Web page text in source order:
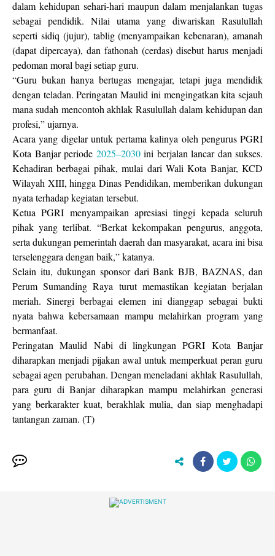
dalam kehidupan sehari-hari maupun dalam menjalankan tugas
sebagai pendidik. Nilai utama yang diwariskan Rasulullah
seperti sidiq (jujur), tablig (menyampaikan kebenaran), amanah
(dapat dipercaya), dan fathonah (cerdas) disebut harus menjadi
pedoman moral bagi setiap guru.
“Guru bukan hanya bertugas mengajar, tetapi juga mendidik
dengan teladan. Peringatan Maulid ini mengingatkan kita sejauh
mana sudah mencontoh akhlak Rasulullah dalam kehidupan dan
profesi,” ujarnya.
Acara yang digelar untuk pertama kalinya oleh pengurus PGRI
Kota Banjar periode 2025–2030ini berjalan lancar dan sukses.
Kehadiran berbagai pihak, mulai dari Wali Kota Banjar, KCD
Wilayah XIII, hingga Dinas Pendidikan, memberikan dukungan
nyata terhadap kegiatan tersebut.
Ketua PGRI menyampaikan apresiasi tinggi kepada seluruh
pihak yang terlibat. “Berkat kekompakan pengurus, anggota,
serta dukungan pemerintah daerah dan masyarakat, acara ini bisa
terselenggara dengan baik,” katanya.
Selain itu, dukungan sponsor dari Bank BJB, BAZNAS, dan
Perum Sumanding Raya turut memastikan kegiatan berjalan
meriah. Sinergi berbagai elemen ini dianggap sebagai bukti
nyata bahwa kebersamaan mampu melahirkan program yang
bermanfaat.
Peringatan Maulid Nabi di lingkungan PGRI Kota Banjar
diharapkan menjadi pijakan awal untuk memperkuat peran guru
sebagai agen perubahan. Dengan meneladani akhlak Rasulullah,
para guru di Banjar diharapkan mampu melahirkan generasi
yang berkarakter kuat, berakhlak mulia, dan siap menghadapi
tantangan zaman. (T)